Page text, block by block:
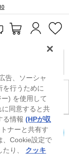
カートを確認
ての機能を使用でき
には、システムのハ
よび/または別途購
す。Windowsは自動
告、ソーシャ
を行うために
) を使用して
同意すると共
る情報(HPが収
ナーと共有す
、Cookie設定で
り、 クッキ